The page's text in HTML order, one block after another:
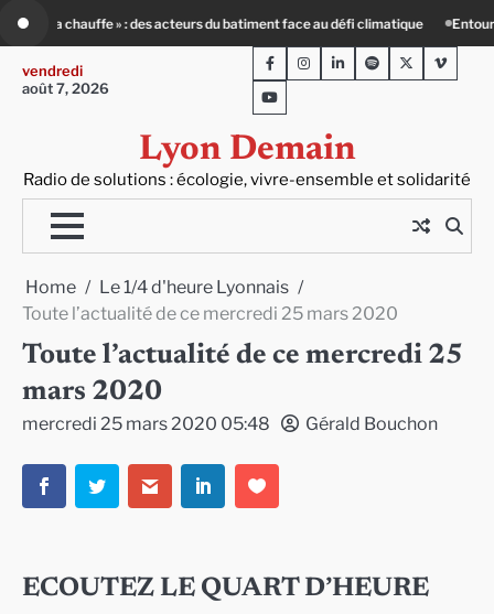
content
face au défi climatique Entourage : un petit-déj contre l’isolement
vendredi
août 7, 2026
Lyon Demain
Radio de solutions : écologie, vivre-ensemble et solidarité
FacebookInstagram
LinkedInSpotifyTwitterViméo
Youtube
Home
Le 1/4 d'heure Lyonnais
Toute l’actualité de ce mercredi 25 mars 2020
Toute l’actualité de ce mercredi 25
mars 2020
mercredi 25 mars 2020 05:48 Gérald Bouchon
ECOUTEZ LE QUART D’HEURE